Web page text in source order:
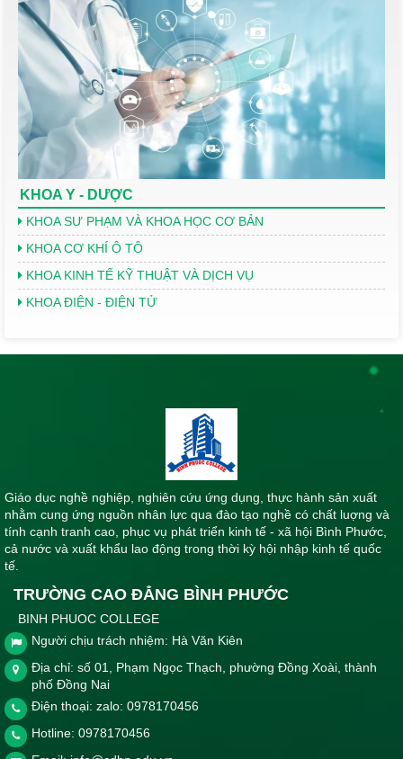
KHOA Y - DƯỢC
KHOA SƯ PHẠM VÀ KHOA HỌC CƠ BẢN
KHOA CƠ KHÍ Ô TÔ
KHOA KINH TẾ KỸ THUẬT VÀ DỊCH VỤ
KHOA ĐIỆN - ĐIỆN TỬ
Giáo dục nghề nghiệp, nghiên cứu ứng dụng, thực hành sản xuất
nhằm cung ứng nguồn nhân lực qua đào tạo nghề có chất luợng và
tính cạnh tranh cao, phục vụ phát triển kinh tế - xã hội Bình Phước,
cả nước và xuất khẩu lao động trong thời kỳ hội nhập kinh tế quốc
tế.
TRƯỜNG CAO ĐẲNG BÌNH PHƯỚC
BINH PHUOC COLLEGE
Người chịu trách nhiệm: Hà Văn Kiên
Địa chỉ: số 01, Phạm Ngọc Thạch, phường Đồng Xoài, thành
phố Đồng Nai
Điện thoại: zalo: 0978170456
Hotline: 0978170456